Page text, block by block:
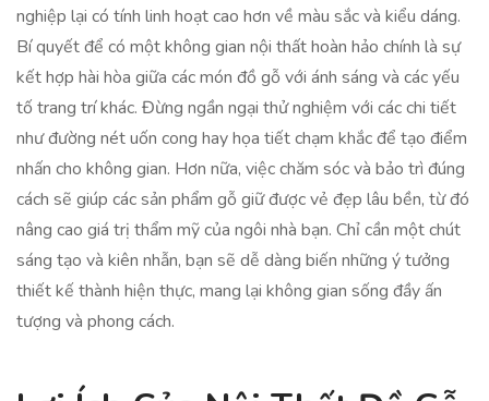
nghiệp lại có tính linh hoạt cao hơn về màu sắc và kiểu dáng.
Bí quyết để có một không gian nội thất hoàn hảo chính là sự
kết hợp hài hòa giữa các món đồ gỗ với ánh sáng và các yếu
tố trang trí khác. Đừng ngần ngại thử nghiệm với các chi tiết
như đường nét uốn cong hay họa tiết chạm khắc để tạo điểm
nhấn cho không gian. Hơn nữa, việc chăm sóc và bảo trì đúng
cách sẽ giúp các sản phẩm gỗ giữ được vẻ đẹp lâu bền, từ đó
nâng cao giá trị thẩm mỹ của ngôi nhà bạn. Chỉ cần một chút
sáng tạo và kiên nhẫn, bạn sẽ dễ dàng biến những ý tưởng
thiết kế thành hiện thực, mang lại không gian sống đầy ấn
tượng và phong cách.